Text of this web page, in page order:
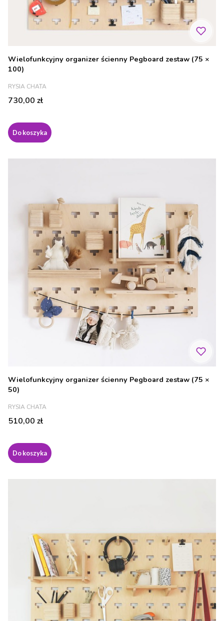
Wielofunkcyjny organizer ścienny Pegboard zestaw (75 ×
100)
PRODUCENT
RYSIA CHATA
Cena
730,00 zł
Do koszyka
Wielofunkcyjny organizer ścienny Pegboard zestaw (75 ×
50)
PRODUCENT
RYSIA CHATA
Cena
510,00 zł
Do koszyka